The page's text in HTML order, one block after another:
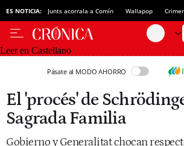
ES NOTICIA: Junts acorrala a Comín Wallapop
Leer en Castellano
Pásate al MODO AHORRO
El 'procés' de
Sagrada Familia
Gobierno y Generalitat chocan